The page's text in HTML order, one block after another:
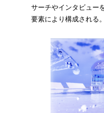
サーチやインタビュー
要素により構成される。